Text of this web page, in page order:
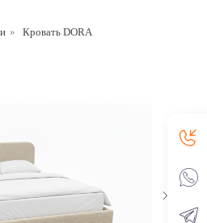
» Кровать DORA